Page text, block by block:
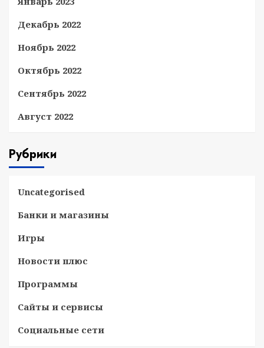
Декабрь 2022
Ноябрь 2022
Октябрь 2022
Сентябрь 2022
Август 2022
Рубрики
Uncategorised
Банки и магазины
Игры
Новости плюс
Программы
Сайты и сервисы
Социальные сети